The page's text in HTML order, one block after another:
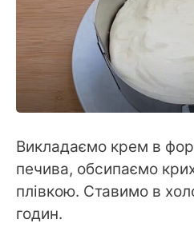
Викладаємо крем в
печива, обсипаємо
плівкою. Ставимо в
годин.